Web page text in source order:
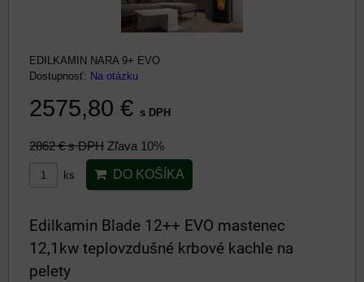
EDILKAMIN NARA 9+ EVO
Dostupnosť: Na otázku
2575,80 € s DPH
2862 €s DPH Zľava 10%
ks DO KOŠÍKA
Edilkamin Blade 12++ EVO mastenec
12,1kw teplovzdušné krbové kachle na
pelety